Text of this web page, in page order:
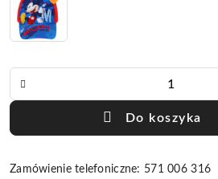
Do koszyka
Zamówienie telefoniczne: 571 006 316